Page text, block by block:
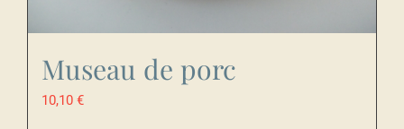
Museau de porc
10,10 €